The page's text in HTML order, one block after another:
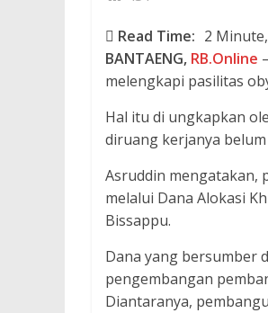
Read Time: 2
BANTAENG, RB.Online
melengkapi pasilitas
Hal itu di ungkapkan
diruang kerjanya belum
Asruddin mengatakan,
melalui Dana Alokasi
Bissappu.
Dana yang bersumber
pengembangan
Diantaranya,